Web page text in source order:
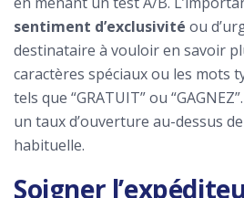
sentiment d’exclusivité ou
destinataire à vouloir en savoir
caractères spéciaux ou les mots
tels que “GRATUIT” ou
un taux d’ouverture au-dessus
habituelle.
Soigner